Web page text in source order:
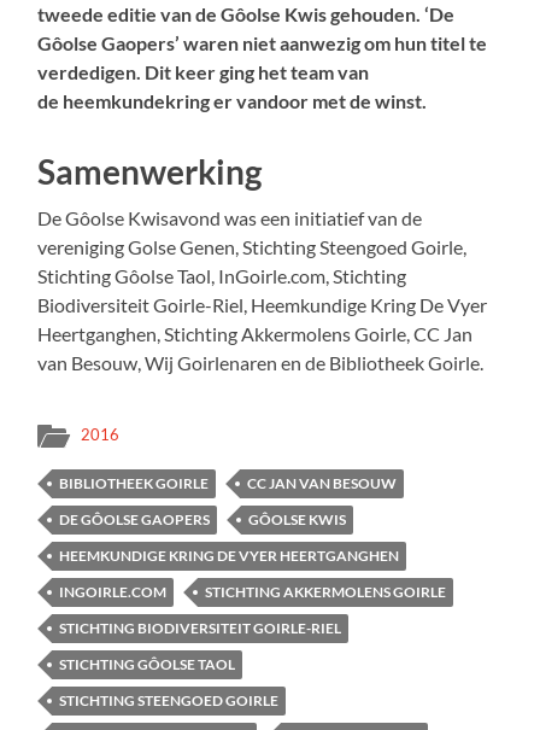
tweede editie van de Gôolse Kwis gehouden. ‘De
Gôolse Gaopers’ waren niet aanwezig om hun titel te
verdedigen. Dit keer ging het team van
de heemkundekring er vandoor met de winst.
Samenwerking
De Gôolse Kwisavond was een initiatief van de
vereniging Golse Genen, Stichting Steengoed Goirle,
Stichting Gôolse Taol, InGoirle.com, Stichting
Biodiversiteit Goirle-Riel, Heemkundige Kring De Vyer
Heertganghen, Stichting Akkermolens Goirle, CC Jan
van Besouw, Wij Goirlenaren en de Bibliotheek Goirle.
2016
BIBLIOTHEEK GOIRLE
CC JAN VAN BESOUW
DE GÔOLSE GAOPERS
GÔOLSE KWIS
HEEMKUNDIGE KRING DE VYER HEERTGANGHEN
INGOIRLE.COM
STICHTING AKKERMOLENS GOIRLE
STICHTING BIODIVERSITEIT GOIRLE-RIEL
STICHTING GÔOLSE TAOL
STICHTING STEENGOED GOIRLE